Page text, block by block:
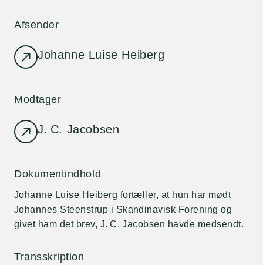
Afsender
Johanne Luise Heiberg
Modtager
J. C. Jacobsen
Dokumentindhold
Johanne Luise Heiberg fortæller, at hun har mødt
Johannes Steenstrup i Skandinavisk Forening og
givet ham det brev, J. C. Jacobsen havde medsendt.
Transskription